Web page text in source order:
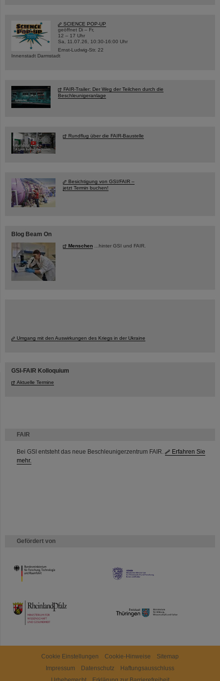
FAIR
Bei GSI entsteht das neue Beschleunigerzentrum FAIR.
Erfahren Sie
mehr.
Gefördert von
HMWK
TMWWDG
SCIENCE POP-UP
geöffnet Di – Fr,
12 – 17 Uhr
Sa, 11.07.26, 10:30-16:00 Uhr
Ernst-Ludwig-Str. 22
Innenstadt Darmstadt
FAIR-Trailer: Der Weg der Teilchen durch die
Beschleunigeranlage
Rundflug über die FAIR-Baustelle
Besichtigung von GSI/FAIR –
jetzt Termin buchen!
Blog Beam On
Menschen ...hinter GSI und FAIR.
Umgang mit den Auswirkungen des Kriegs in der Ukraine
GSI-FAIR Kolloquium
Aktuelle Termine
Cookie Einstellungen Cookie-Hinweise
Sitemap
Impressum
Datenschutz
Haftungsausschluss